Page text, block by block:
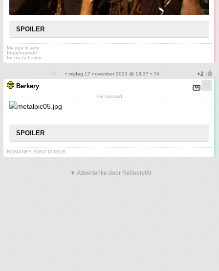
SPOILER
My age is very
Inappropriate
for my behavior
• vrijdag 17 november 2023 @ 13:37 • 74
Berkery
Fat bastard
SPOILER
ROMANES EUNT DOMUS
▼ Advertentie door Refinery89